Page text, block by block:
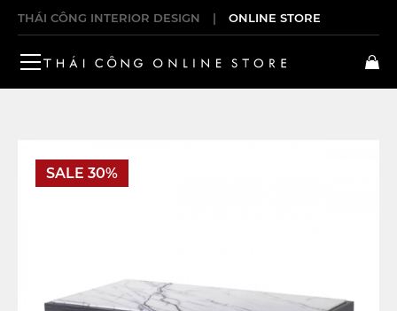
THÁI CÔNG INTERIOR DESIGN | ONLINE STORE
SALE 30%